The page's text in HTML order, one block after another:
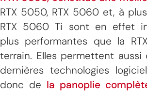
RTX 5050, RTX 5060 et, à
RTX 5060 Ti sont en effet
plus performantes que la
terrain. Elles permettent
dernières technologies
donc de la panoplie